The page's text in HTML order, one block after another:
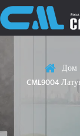
Дом
CML9004